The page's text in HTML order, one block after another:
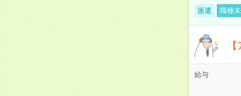
派遣 職種
給与